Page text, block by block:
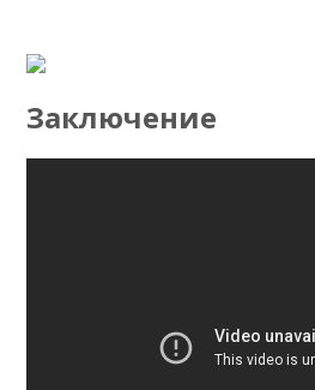
Заключение